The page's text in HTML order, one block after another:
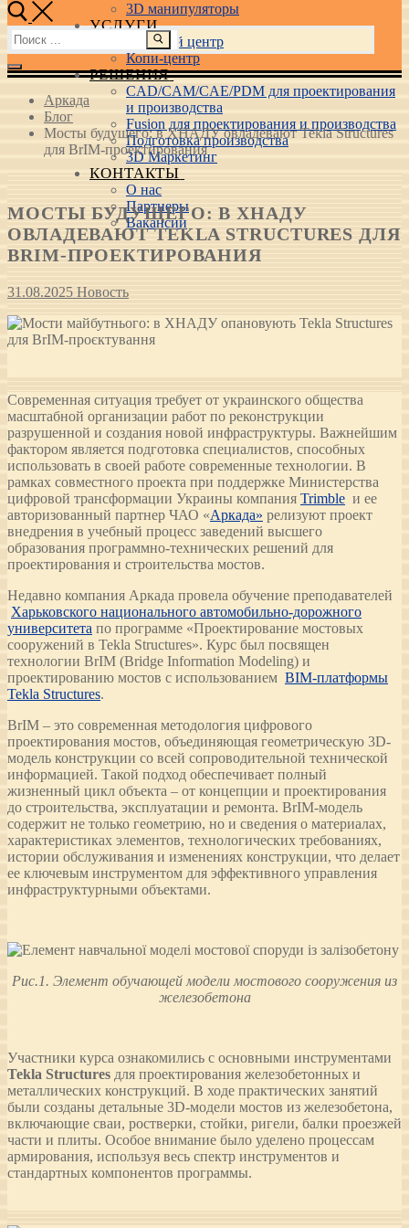
3D манипуляторы
УСЛУГИ
Учебный центр
Копи-центр
РЕШЕНИЯ
CAD/CAM/CAE/PDM для проектирования
и производства
Fusion для проектирования и производства
Подготовка производства
3D Маркетинг
КОНТАКТЫ
О нас
Партнеры
Вакансии
Найти:
Аркада
Блог
Мосты будущего: в ХНАДУ овладевают Tekla Structures
для BrIM-проектирования
МОСТЫ БУДУЩЕГО: В ХНАДУ
ОВЛАДЕВАЮТ TEKLA STRUCTURES ДЛЯ
BRIM-ПРОЕКТИРОВАНИЯ
31.08.2025 Новость
Современная ситуация требует от украинского общества
масштабной организации работ по реконструкции
разрушенной и создания новой инфраструктуры. Важнейшим
фактором является подготовка специалистов, способных
использовать в своей работе современные технологии. В
рамках совместного проекта при поддержке Министерства
цифровой трансформации Украины компания Trimble и ее
авторизованный партнер ЧАО «Аркада» релизуют проект
внедрения в учебный процесс заведений высшего
образования программно-технических решений для
проектирования и строительства мостов.
Недавно компания Аркада провела обучение преподавателей
Харьковского национального автомобильно-дорожного
университета по программе «Проектирование мостовых
сооружений в Tekla Structures». Курс был посвящен
технологии BrIM (Bridge Information Modeling) и
проектированию мостов с использованием BIM-платформы
Tekla Structures.
BrIM – это современная методология цифрового
проектирования мостов, объединяющая геометрическую 3D-
модель конструкции со всей сопроводительной технической
информацией. Такой подход обеспечивает полный
жизненный цикл объекта – от концепции и проектирования
до строительства, эксплуатации и ремонта. BrIM-модель
содержит не только геометрию, но и сведения о материалах,
характеристиках элементов, технологических требованиях,
истории обслуживания и изменениях конструкции, что делает
ее ключевым инструментом для эффективного управления
инфраструктурными объектами.
Рис.1. Элемент обучающей модели мостового сооружения из
железобетона
Участники курса ознакомились с основными инструментами
Tekla Structures для проектирования железобетонных и
металлических конструкций. В ходе практических занятий
были созданы детальные 3D-модели мостов из железобетона,
включающие сваи, ростверки, стойки, ригели, балки проезжей
части и плиты. Особое внимание было уделено процессам
армирования, используя весь спектр инструментов и
стандартных компонентов программы.